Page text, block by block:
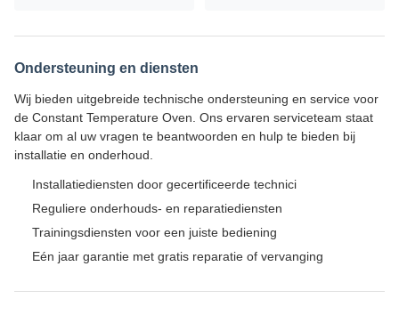
Ondersteuning en diensten
Wij bieden uitgebreide technische ondersteuning en service voor
de Constant Temperature Oven. Ons ervaren serviceteam staat
klaar om al uw vragen te beantwoorden en hulp te bieden bij
installatie en onderhoud.
Installatiediensten door gecertificeerde technici
Reguliere onderhouds- en reparatiediensten
Trainingsdiensten voor een juiste bediening
Eén jaar garantie met gratis reparatie of vervanging